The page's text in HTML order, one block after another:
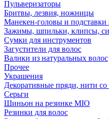
Пульверизаторы
Бритвы, лезвия, ножницы
Манекен-головы и
Зажимы, шпильки, клипсы,
Сумки для инструментов
Загустители для волос
Валики из натуральных волос
Прочее
Украшения
Декоративные пряди, нити
Серьги
Шиньон на резинке MIO
Резинки для волос